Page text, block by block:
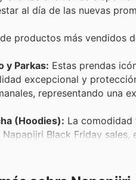
al día de las nuevas
productos más vendidos
y Parkas: Estas prendas
excepcional y
representando una
(Hoodies): La comodidad
Black Friday
Tanto para la ciudad como